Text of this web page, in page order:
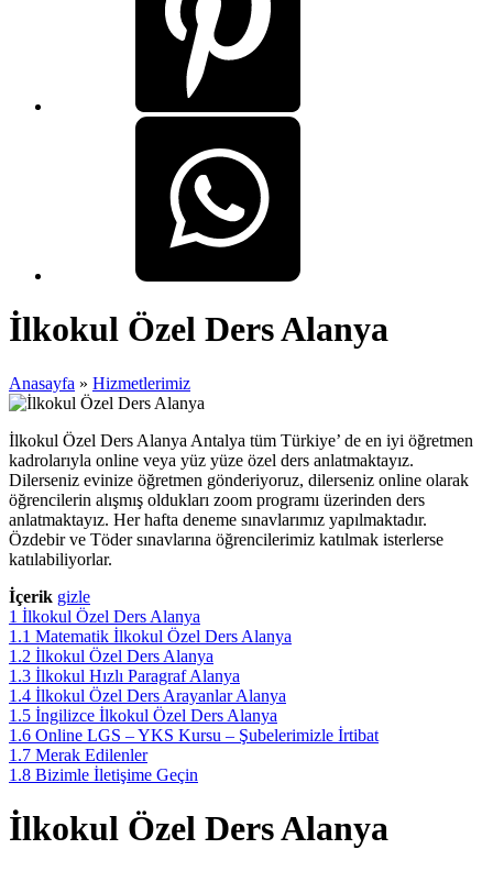
İlkokul Özel Ders Alanya
Anasayfa » Hizmetlerimiz
İlkokul Özel Ders Alanya Antalya tüm Türkiye’ de en iyi öğretmen
kadrolarıyla online veya yüz yüze özel ders anlatmaktayız.
Dilerseniz evinize öğretmen gönderiyoruz, dilerseniz online olarak
öğrencilerin alışmış oldukları zoom programı üzerinden ders
anlatmaktayız. Her hafta deneme sınavlarımız yapılmaktadır.
Özdebir ve Töder sınavlarına öğrencilerimiz katılmak isterlerse
katılabiliyorlar.
İçerik gizle
1 İlkokul Özel Ders Alanya
1.1 Matematik İlkokul Özel Ders Alanya
1.2 İlkokul Özel Ders Alanya
1.3 İlkokul Hızlı Paragraf Alanya
1.4 İlkokul Özel Ders Arayanlar Alanya
1.5 İngilizce İlkokul Özel Ders Alanya
1.6 Online LGS – YKS Kursu – Şubelerimizle İrtibat
1.7 Merak Edilenler
1.8 Bizimle İletişime Geçin
İlkokul Özel Ders Alanya